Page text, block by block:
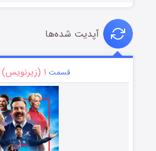
آپدیت شده‌ها
قسمت ۱ (زیرنویس)